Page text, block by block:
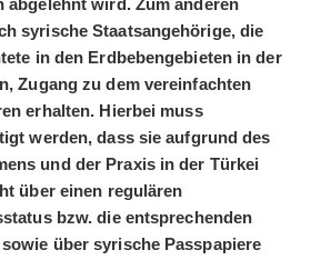
abgelehnt wird. Zum anderen
syrische Staatsangehörige, die
in den Erdbebengebieten in der
Zugang zu dem vereinfachten
erhalten. Hierbei muss
werden, dass sie aufgrund des
und der Praxis in der Türkei
über einen regulären
bzw. die entsprechenden
über syrische Passpapiere